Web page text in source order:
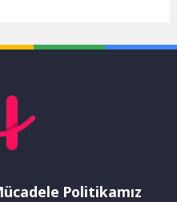
Politikamız